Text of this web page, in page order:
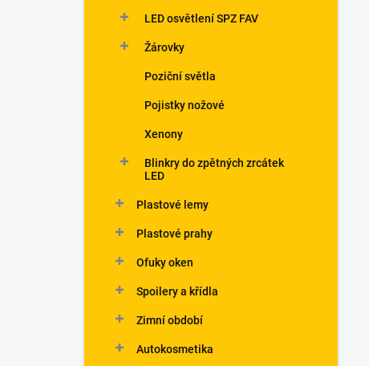
LED osvětlení SPZ FAV
Žárovky
Poziční světla
Pojistky nožové
Xenony
Blinkry do zpětných zrcátek
LED
Plastové lemy
Plastové prahy
Ofuky oken
Spoilery a křídla
Zimní období
Autokosmetika